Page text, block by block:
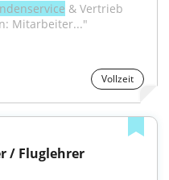
& Vertrieb
Mitarbeiter..."
Vollzeit
/ Fluglehrer